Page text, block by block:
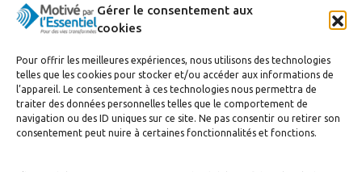
Gérer le consentement aux
cookies
Pour offrir les meilleures expériences, nous utilisons des technologies
telles que les cookies pour stocker et/ou accéder aux informations de
l’appareil. Le consentement à ces technologies nous permettra de
traiter des données personnelles telles que le comportement de
navigation ou des ID uniques sur ce site. Ne pas consentir ou retirer son
consentement peut nuire à certaines fonctionnalités et fonctions.
J’accepte de recevoir la newsletter